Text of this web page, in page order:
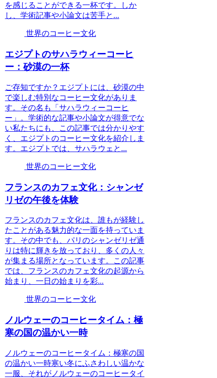
を感じることができる一杯です。しか
し、学術記事や小論文は苦手と...
世界のコーヒー文化
エジプトのサハラウィーコーヒ
ー：砂漠の一杯
ご存知ですか？エジプトには、砂漠の中
で楽しむ特別なコーヒー文化がありま
す。その名も「サハラウィーコーヒ
ー」。学術的な記事や小論文が得意でな
い私たちにも、この記事では分かりやす
く、エジプトのコーヒー文化を紹介しま
す。エジプトでは、サハラウェと...
世界のコーヒー文化
フランスのカフェ文化：シャンゼ
リゼの午後を体験
フランスのカフェ文化は、誰もが経験し
たことがある魅力的な一面を持っていま
す。その中でも、パリのシャンゼリゼ通
りは特に輝きを放っており、多くの人々
が集まる場所となっています。この記事
では、フランスのカフェ文化の起源から
始まり、一日の始まりを彩...
世界のコーヒー文化
ノルウェーのコーヒータイム：極
寒の国の温かい一時
ノルウェーのコーヒータイム：極寒の国
の温かい一時寒い冬にふさわしい温かな
一服、それがノルウェーのコーヒータイ